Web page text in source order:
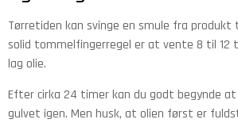
Tørretiden kan svinge en smule fra produkt
solid tommelfingerregel er at vente 8 til 12
lag olie.
Efter cirka 24 timer kan du godt begynde
gulvet igen. Men husk, at olien først er